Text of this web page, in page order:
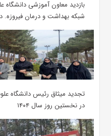
بازدید معاون آموزشی دانشگاه
شبکه بهداشت و درمان فیروزه.
تجدید میثاق رئیس دانشگاه
در نخستین روز سال ۱۴۰۴